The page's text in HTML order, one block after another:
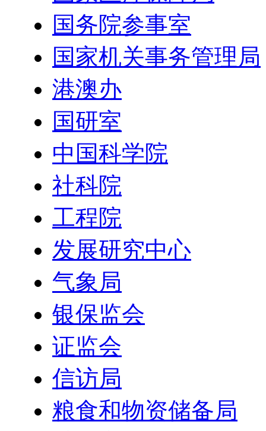
国务院参事室
国家机关事务管理局
港澳办
国研室
中国科学院
社科院
工程院
发展研究中心
气象局
银保监会
证监会
信访局
粮食和物资储备局